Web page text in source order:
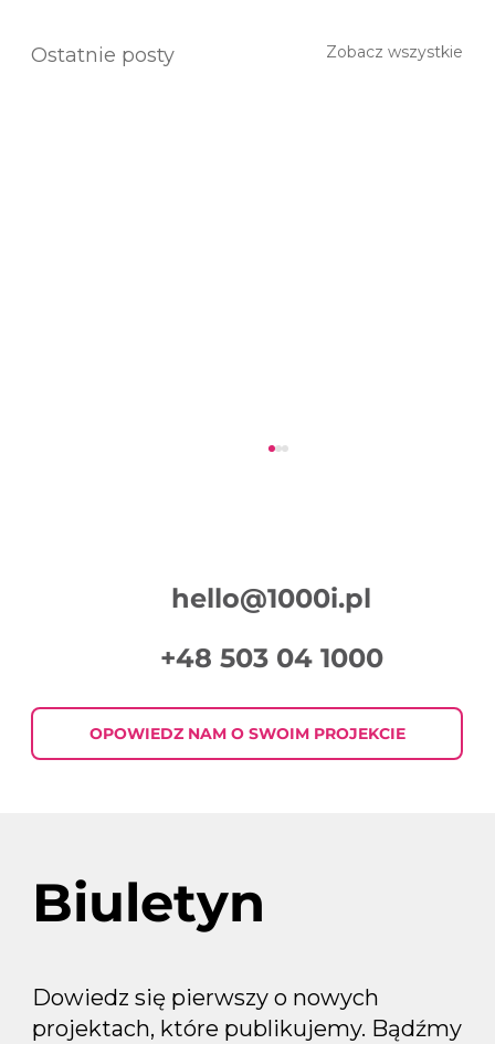
Ostatnie posty Zobacz wszystkie
Podsumowanie Tygodnia w Digital
Marketingu 2026-07-30
hello@1000i.pl
+48 503 04 1000
OPOWIEDZ NAM O SWOIM PROJEKCIE
Biuletyn
Dowiedz się pierwszy o nowych
projektach, które publikujemy. Bądźmy